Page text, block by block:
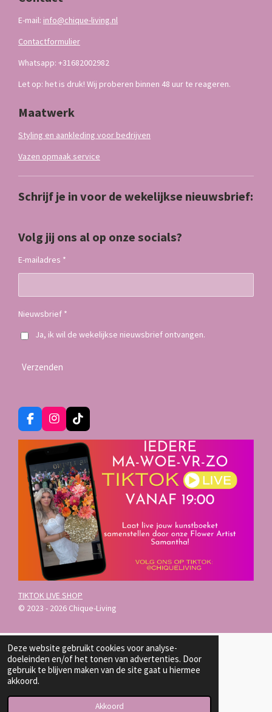
Deze website gebruikt cookies voor analyse-
doeleinden en/of het tonen van advertenties. Door
gebruik te blijven maken van de site gaat u hiermee
akkoord.
Akkoord
E-mail: info@chique-living.nl
Contactformulier
Whatsapp: +31682002982
Let op: het is druk! Wij proberen binnen 48 uur te reageren.
Maatwerk
Styling en aankleding voor bedrijven
Vazen opmaak service
Schrijf je in voor de wekelijkse nieuwsbrief:
Volg jij ons al op onze socials?
E-mailadres *
Nieuwsbrief *
Ja, ik wil de wekelijkse nieuwsbrief ontvangen.
Verzenden
F
a
b
o
o
k
I
n
s
a
g
r
a
m
T
i
k
T
o
k
TIKTOK LIVE SHOP
© 2023 - 2026 Chique-Living